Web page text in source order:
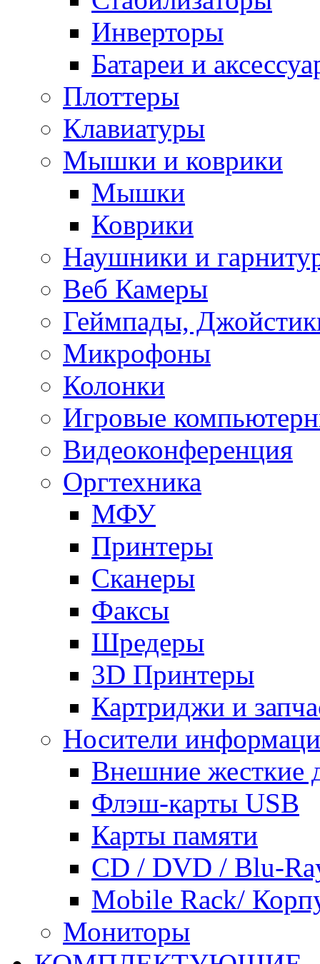
Инверторы
Батареи и
Плоттеры
Клавиатуры
Мышки и коврики
Мышки
Коврики
Наушники и
Веб Камеры
Геймпады,
Микрофоны
Колонки
Игровые
Видеоконференция
Оргтехника
МФУ
Принтеры
Сканеры
Факсы
Шредеры
3D Принтеры
Картриджи и
Носители
Внешние жесткие
Флэш-карты USB
Карты памяти
CD / DVD / Blu-
Mobile Rack/
Мониторы